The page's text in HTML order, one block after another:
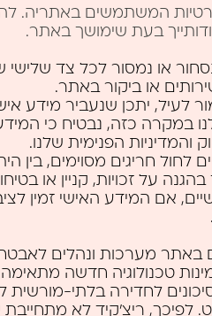
המשתמשים באתריה.
בעת שימושך באתר.
או נמסור לכל צד שלישי
או ביקור באתר.
לעיל, יתכן שנעביר מידע
במקרה כזה, נבטיח כי
והמדיניות הפנימית שלנו.
לחול חריגים מסוימים, בין
על זכויות, קניין או
אם המידע האישי זמין
באתר מערכות ונהלים
טכנולוגיה חדשה
לחדירה בלתי-מורשית
לפיכך, ריצ’קיד לא